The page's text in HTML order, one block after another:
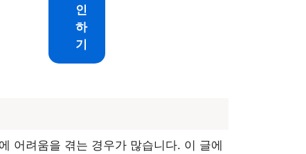
인
하
기
어려움을 겪는 경우가 많습니다. 이 글에